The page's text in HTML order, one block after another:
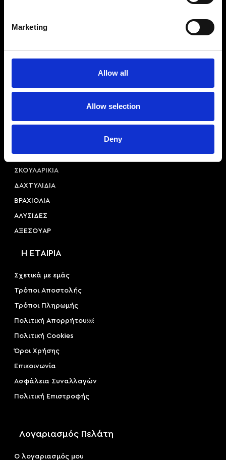
Marketing
Allow all
Allow selection
Deny
+30 2310 253 985
info@princessa.store
ΚΟΛΙΕ
ΣΚΟΥΛΑΡΙΚΙΑ
ΔΑΧΤΥΛΙΔΙΑ
ΒΡΑΧΙΟΛΙΑ
ΑΛΥΣΙΔΕΣ
ΑΞΕΣΟΥAΡ
Η ΕΤΑΙΡΙΑ
Σχετικά με εμάς
Τρόποι Αποστολής
Τρόποι Πληρωμής
Πολιτική Απορρήτου￼
Πολιτική Cookies
Όροι Χρήσης
Επικοινωνία
Ασφάλεια Συναλλαγών
Πολιτική Επιστροφής
Λογαριασμός Πελάτη
Ο λογαριασμός μου